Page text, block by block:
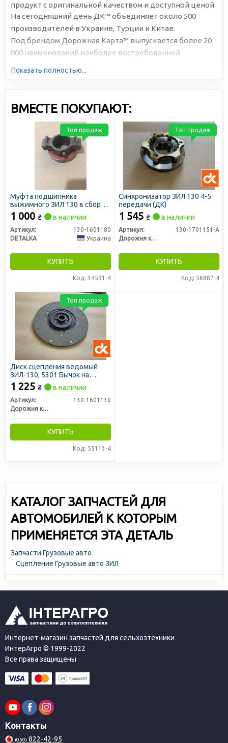
продукт с оригинальной качеством и доступной ценой.
На сегодняшний день ДК™ объединяет около 500
производителей в Украине, Турции и Китае.
Под брендом Дорожная Карта™ выпускается более 20
000 наименований наиболее востребованной
Показать полностью...
ВМЕСТЕ ПОКУПАЮТ:
Муфта подшипника
выжимного ЗИЛ 130 в сборе
(подшипник ПРЕМИУМ
закрытого типа, усиленный)
(DETALKA)
1 000 ₴ в наличии
Артикул:
130-1601180
DETALKA
Украина
КУПИТЬ
Код: 34591-4
Топ продаж
Синхронизатор ЗИЛ 130 4-5
передачи (ДК)
1 545 ₴ в наличии
Артикул:
130-1701151-А
Дорожня карта
КУПИТЬ
Код: 56887-4
Топ продаж
Диск сцепления ведомый
ЗИЛ-130, 5301 Бычок на
пружинах(ДК)
1 225 ₴ в наличии
Артикул:
130-1601130
Дорожня карта
КУПИТЬ
Код: 55113-4
Топ продаж
КАТАЛОГ ЗАПЧАСТЕЙ ДЛЯ
АВТОМОБИЛЕЙ К КОТОРЫМ
ПРИМЕНЯЕТСЯ ЭТА ДЕТАЛЬ
Запчасти Грузовые авто
Сцепление Грузовые авто ЗИЛ
Интернет-магазин запчастей для сельхозтехники
ИнтерАгро © 1999-2022
Все права защищены
Контакты
(050) 822-42-95